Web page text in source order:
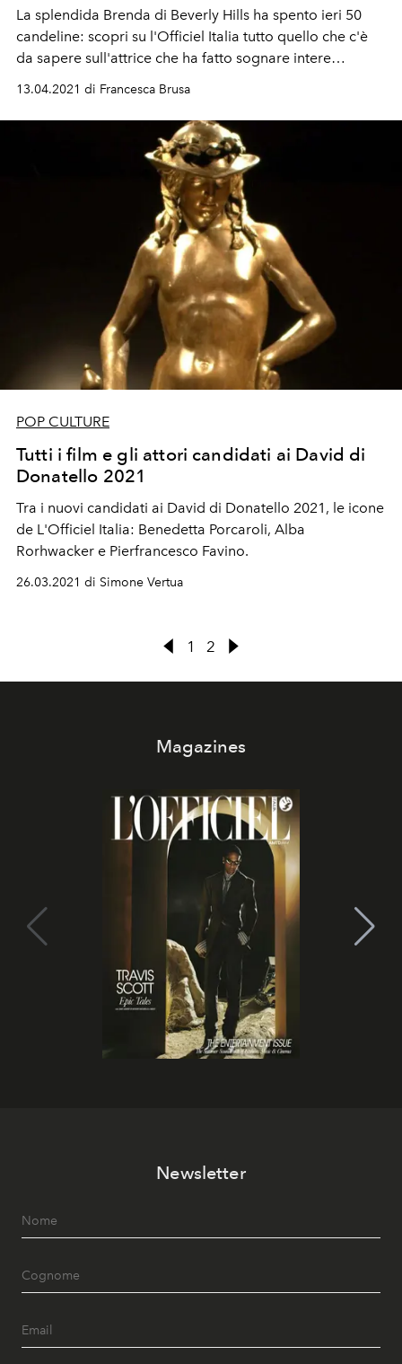
La splendida Brenda di Beverly Hills ha spento ieri 50
candeline: scopri su l'Officiel Italia tutto quello che c'è
da sapere sull'attrice che ha fatto sognare intere
13.04.2021 di Francesca Brusa
POP CULTURE
Tutti i film e gli attori candidati ai David di
Donatello 2021
Tra i nuovi candidati ai David di Donatello 2021, le icone
de L'Officiel Italia: Benedetta Porcaroli, Alba
Rorhwacker e Pierfrancesco Favino.
26.03.2021 di Simone Vertua
1 2
Magazines
Newsletter